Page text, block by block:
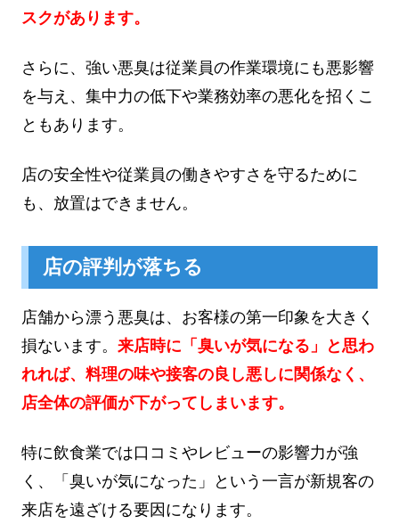
スクがあります。
さらに、強い悪臭は従業員の作業環境にも悪影響
を与え、集中力の低下や業務効率の悪化を招くこ
ともあります。
店の安全性や従業員の働きやすさを守るために
も、放置はできません。
店の評判が落ちる
店舗から漂う悪臭は、お客様の第一印象を大きく
損ないます。 来店時に「臭いが気になる」と思わ
れれば、料理の味や接客の良し悪しに関係なく、
店全体の評価が下がってしまいます。
特に飲食業では口コミやレビューの影響力が強
く、「臭いが気になった」という一言が新規客の
来店を遠ざける要因になります。